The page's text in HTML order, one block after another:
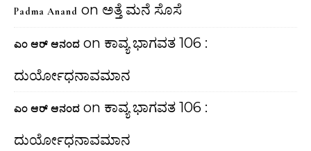
Padma Anand on ಅತ್ತೆ ಮನೆ ಸೊಸೆ
ಎಂ ಆರ್ ಆನಂದ on ಕಾವ್ಯ ಭಾಗವತ 106 :
ದುರ್ಯೋಧನಾವಮಾನ
ಎಂ ಆರ್ ಆನಂದ on ಕಾವ್ಯ ಭಾಗವತ 106 :
ದುರ್ಯೋಧನಾವಮಾನ